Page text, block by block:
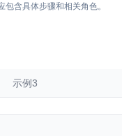
含具体步骤和相关角色。
示例3